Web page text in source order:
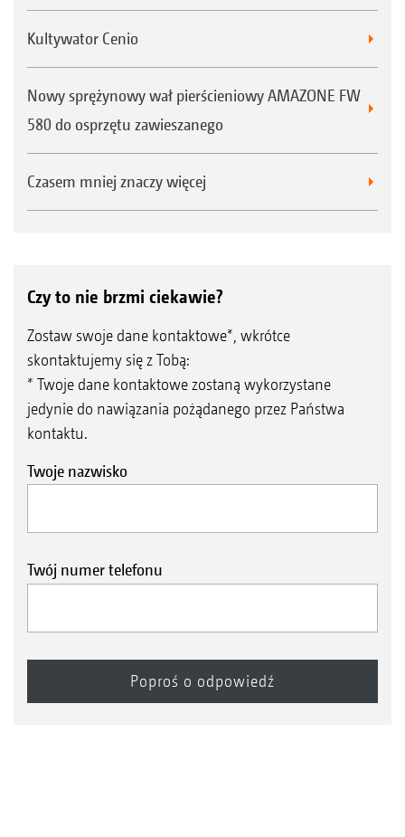
Kultywator Cenio
Nowy sprężynowy wał pierścieniowy AMAZONE FW
580 do osprzętu zawieszanego
Czasem mniej znaczy więcej
Czy to nie brzmi ciekawie?
Zostaw swoje dane kontaktowe*, wkrótce
skontaktujemy się z Tobą:
* Twoje dane kontaktowe zostaną wykorzystane
jedynie do nawiązania pożądanego przez Państwa
kontaktu.
Twoje nazwisko
Twój numer telefonu